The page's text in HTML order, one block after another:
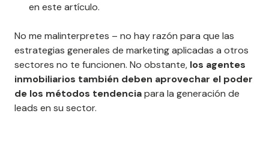
en este artículo.
No me malinterpretes – no hay razón para que las
estrategias generales de marketing aplicadas a otros
sectores no te funcionen. No obstante, los agentes
inmobiliarios también deben aprovechar el poder
de los métodos tendenciapara la generación de
leads en su sector.